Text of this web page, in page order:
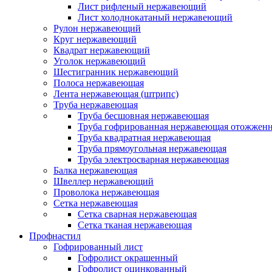
Лист рифленый нержавеющий
Лист холоднокатаный нержавеющий
Рулон нержавеющий
Круг нержавеющий
Квадрат нержавеющий
Уголок нержавеющий
Шестигранник нержавеющий
Полоса нержавеющая
Лента нержавеющая (штрипс)
Труба нержавеющая
Труба бесшовная нержавеющая
Труба гофрированная нержавеющая
Труба квадратная нержавеющая
Труба прямоугольная нержавеющая
Труба электросварная нержавеющая
Балка нержавеющая
Швеллер нержавеющий
Проволока нержавеющая
Сетка нержавеющая
Сетка сварная нержавеющая
Сетка тканая нержавеющая
Профнастил
Гофрированный лист
Гофролист окрашенный
Гофролист оцинкованный